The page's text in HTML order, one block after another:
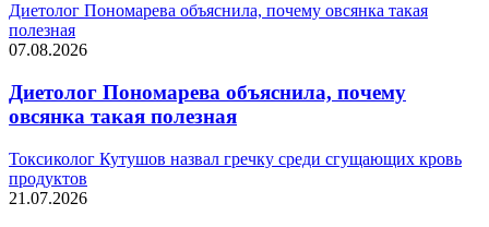
Диетолог Пономарева объяснила, почему овсянка такая
полезная
07.08.2026
Диетолог Пономарева объяснила, почему
овсянка такая полезная
Токсиколог Кутушов назвал гречку среди сгущающих кровь
продуктов
21.07.2026